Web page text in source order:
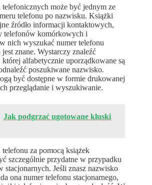
może być jednym ze
telefonu po nazwisku. Książki
źródło informacji kontaktowych,
telefonów komórkowych i
nich wyszukać numer telefonu
znane. Wystarczy znaleźć
alfabetycznie uporządkowane są
poszukiwane nazwisko.
być dostępne w formie drukowanej
przeglądanie i wyszukiwanie.
Jak podgrzać ugotowane kluski
za pomocą książek
szczególnie przydatne w przypadku
stacjonarnych. Jeśli znasz nazwisko
ona numer telefonu stacjonarnego,